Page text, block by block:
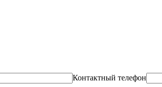
Контактный телефон